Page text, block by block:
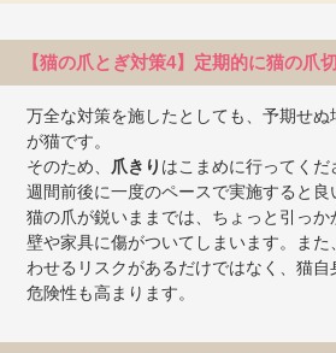
【猫の爪とぎ対策4】定期的に猫の爪
万全な対策を施したとしても、予期せ
が猫です。
そのため、 爪きり はこまめに行ってく
週間前後に一度のペースで実施すると良
猫の爪が鋭いままでは、ちょっと引っ
壁や家具に傷がついてしまいます。また
わせるリスクがあるだけではなく、猫自
危険性も高まります。